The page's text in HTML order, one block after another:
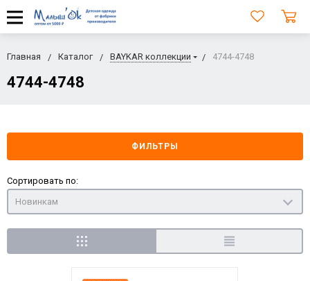
Главная Каталог BAYKAR коллекции 4744-4748
4744-4748
ФИЛЬТРЫ
Сортировать по:
Новинкам